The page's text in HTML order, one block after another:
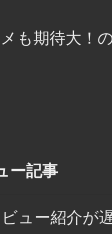
も期待大！
ー記事
ュー紹介が